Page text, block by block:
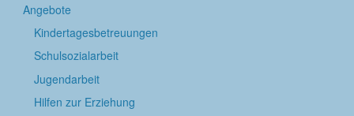
Angebote
Kindertages­betreuungen
Schul­sozialarbeit
Jugend­arbeit
Hilfen zur Erziehung